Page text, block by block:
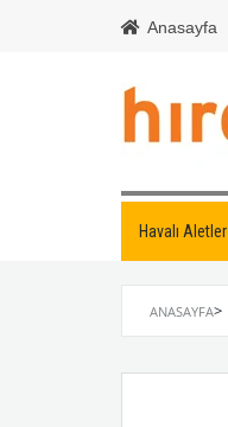
Anasayfa
Havalı Aletler
ANASAYFA>